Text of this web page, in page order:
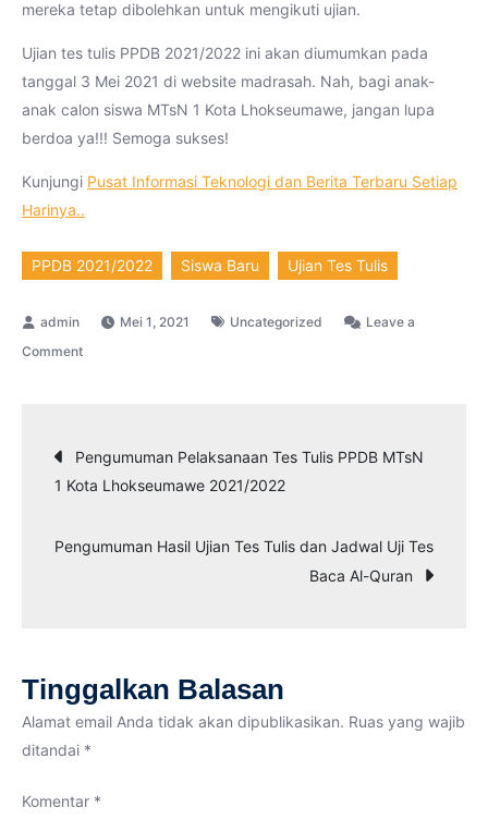
mereka tetap dibolehkan untuk mengikuti ujian.
Ujian tes tulis PPDB 2021/2022 ini akan diumumkan pada
tanggal 3 Mei 2021 di website madrasah. Nah, bagi anak-
anak calon siswa MTsN 1 Kota Lhokseumawe, jangan lupa
berdoa ya!!! Semoga sukses!
Kunjungi Pusat Informasi Teknologi dan Berita Terbaru Setiap
Harinya..
PPDB 2021/2022 Siswa Baru Ujian Tes Tulis
Mei 1, 2021 Uncategorized
Leave a
Commenton
MTsN
1
Lhokseumawe
PPDB
2021/2022
Navigasi
Pengumuman Pelaksanaan Tes Tulis PPDB MTsN
1 Kota Lhokseumawe 2021/2022
Pengumuman Hasil Ujian Tes Tulis dan Jadwal Uji Tes
Baca Al-Quran
Tinggalkan Balasan
Alamat email Anda tidak akan dipublikasikan. Ruas yang wajib
ditandai *
Komentar *